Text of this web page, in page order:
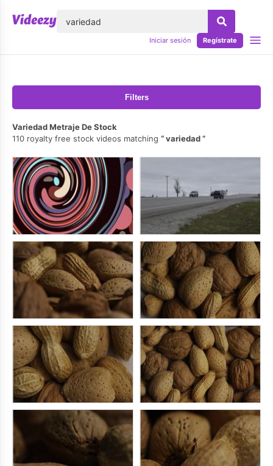
Iniciar sesión Regístrate
Filters
Variedad Metraje De Stock
110 royalty free stock videos matching
variedad